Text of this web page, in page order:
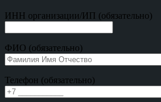
ИНН организации/ИП (обязательно)
ФИО (обязательно)
Телефон (обязательно)